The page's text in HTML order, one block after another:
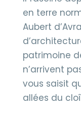
en terre
Aubert
patrimoine
n’arrivent
vous saisit
allées du